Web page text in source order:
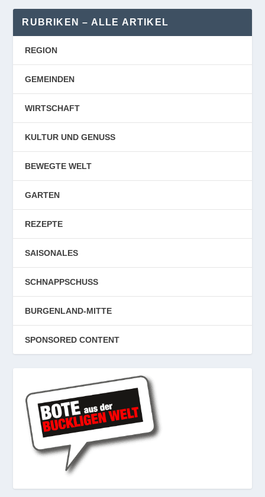
RUBRIKEN – ALLE ARTIKEL
REGION
GEMEINDEN
WIRTSCHAFT
KULTUR UND GENUSS
BEWEGTE WELT
GARTEN
REZEPTE
SAISONALES
SCHNAPPSCHUSS
BURGENLAND-MITTE
SPONSORED CONTENT